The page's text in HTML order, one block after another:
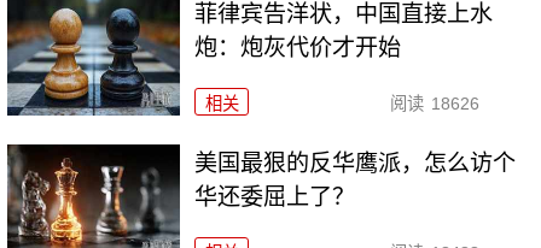
菲律宾告洋状，中国直接上水
炮：炮灰代价才开始
相关 阅读 18626
美国最狠的反华鹰派，怎么访个
华还委屈上了？